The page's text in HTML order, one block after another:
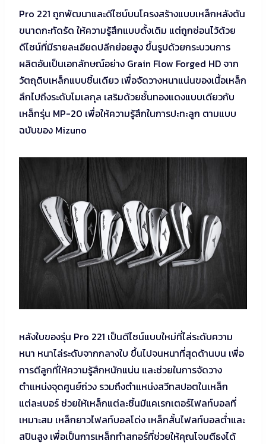
Pro 221 ถูกพัฒนาและดีไซน์บนโครงสร้างแบบเหล็กหลังตัน
ขนาดกะทัดรัด ให้ความรู้สึกแบบดั้งเดิม แต่ถูกซ่อนไว้ด้วย
ดีไซน์ที่มีรายละเอียดปลีกย่อยสูง ขึ้นรูปด้วยกระบวนการ
ผลิตอันเป็นเอกลักษณ์อย่าง Grain Flow Forged HD จาก
วัตถุดิบเหล็กแบบชิ้นเดียว เพื่อจัดวางหนาแน่นของเนื้อเหล็ก
ลึกไปถึงระดับโมเลกุล เสริมด้วยชั้นทองแดงแบบเดียวกับ
เหล็กรุ่น MP-20 เพื่อให้ความรู้สึกในการปะทะลูก ตามแบบ
ฉบับของ Mizuno
หลังใบของรุ่น Pro 221 เป็นดีไซน์แบบใหม่ที่ไล่ระดับความ
หนา หนาไล่ระดับจากกลางใบ ขึ้นไปจนหนาที่สุดด้านบน เพื่อ
การตีลูกที่ให้ความรู้สึกหนักแน่น และช่วยในการจัดวาง
ตำแหน่งจุดศูนย์ถ่วง รวมถึงตำแหน่งสวีทสปอตในเหล็ก
แต่ละเบอร์ ช่วยให้เหล็กแต่ละชิ้นมีแคเรกเตอร์ไฟลท์บอลที่
เหมาะสม เหล็กยาวไฟลท์บอลโด่ง เหล็กสั้นไฟลท์บอลต่ำและ
สปินสูง เพื่อเป็นการเหล็กทำสกอร์ที่ช่วยให้คุณโจมตีธงได้